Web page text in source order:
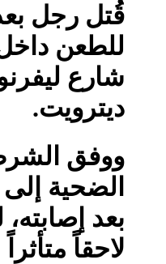
قُتل رجل
للطعن
شارع
ديترويت.
ووفق
الضحية
بعد
لاحقاً